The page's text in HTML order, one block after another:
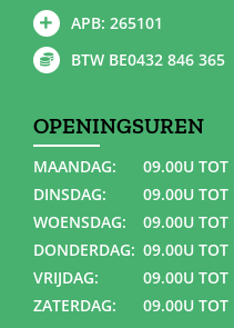
APB: 265101
BTW BE0432 846 365
OPENINGSUREN
MAANDAG:
09.00U
DINSDAG:
09.00U
WOENSDAG:
09.00U
DONDERDAG: 09.00U
VRIJDAG:
09.00U
ZATERDAG:
09.00U TOT